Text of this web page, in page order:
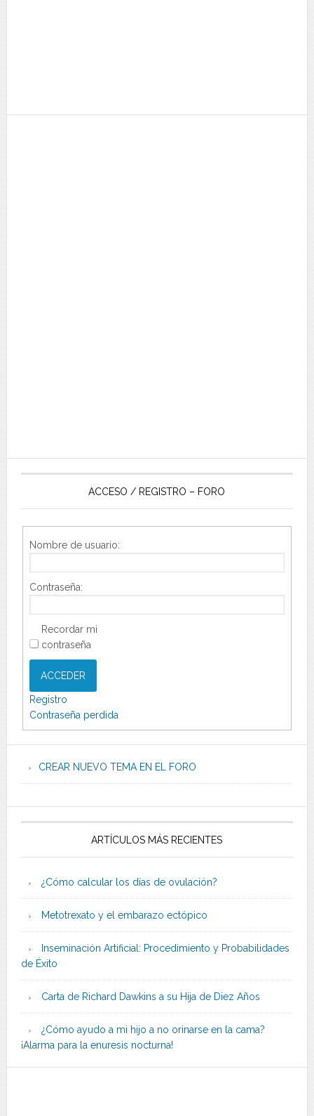
ACCESO / REGISTRO – FORO
Nombre de usuario:
Contraseña:
Recordar mi
contraseña
ACCEDER
Registro
Contraseña perdida
CREAR NUEVO TEMA EN EL FORO
ARTÍCULOS MÁS RECIENTES
¿Cómo calcular los días de ovulación?
Metotrexato y el embarazo ectópico
Inseminación Artificial: Procedimiento y Probabilidades
de Éxito
Carta de Richard Dawkins a su Hija de Diez Años
¿Cómo ayudo a mi hijo a no orinarse en la cama?
¡Alarma para la enuresis nocturna!